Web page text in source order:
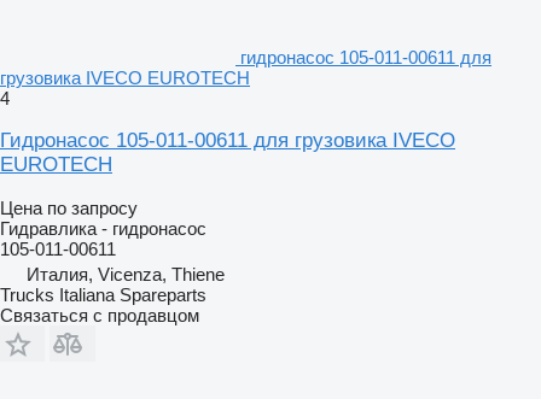
гидронасос 105-011-00611 для
грузовика IVECO EUROTECH
4
Гидронасос 105-011-00611 для грузовика IVECO
EUROTECH
Цена по запросу
Гидравлика - гидронасос
105-011-00611
Италия, Vicenza, Thiene
Trucks Italiana Spareparts
Связаться с продавцом